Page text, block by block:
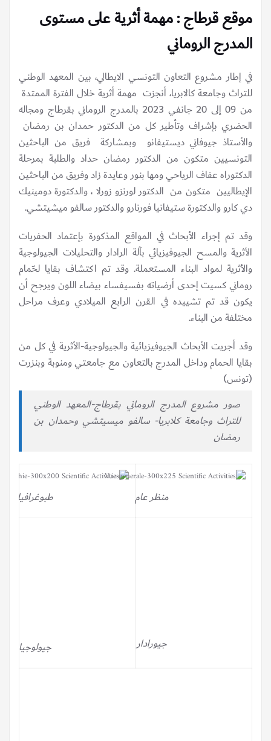
موقع قرطاج : مهمة أثرية على مستوى
المدرج الروماني
في إطار مشروع التعاون التونسي الايطالي، بين المعهد الوطني
للتراث وجامعة كالابريا، أنجزت مهمة أثرية خلال الفترة الممتدة
من 09 إلى 20 جانفي 2023 بالمدرج الروماني بقرطاج ومجاله
الحضري بإشراف وتأطير كل من الدكتور حمدان بن رمضان
والأستاذ جيوفاني ديستيفانو وبمشاركة فريق من الباحثين
التونسيين متكون من الدكتور رمضان حداد والطلبة بمرحلة
الدكتوراه عفاف الرياحي ومها بنور وعايدة زاد وفريق من الباحثين
الإيطاليين متكون من الدكتور لورنزو زورلا ، والدكتورة دومينيك
دي كارو والدكتورة ستيفانيا فورنارو والدكتور سالفو ميشيتشي.
وقد تم إجراء الأبحاث في المواقع المذكورة بإعتماد الحفريات
الأثرية والمسح الجيوفيزيائي بآلة الرادار والتحليلات الجيولوجية
والأثرية لمواد البناء المستعملة. وقد تم اكتشاف بقايا لحّمام
روماني كسيت إحدى أرضياته بفسيفساء بيضاء اللون ويرجح أن
يكون قد تم تشييده في القرن الرابع الميلادي وعرف مراحل
مختلفة من البناء.
وقد أجريت الأبحاث الجيوفيزيائية والجيولوجية-الأثرية في كل من
بقايا الحمام وداخل المدرج بالتعاون مع جامعتي ومنوبة وبنزرت
(تونس)
صور مشروع المدرج الروماني بقرطاج-المعهد الوطني
للتراث وجامعة كلابريا- سالفو ميسيتشي وحمدان بن
رمضان
منظر عام طبوغرافيا
جيورادار جيولوجيا